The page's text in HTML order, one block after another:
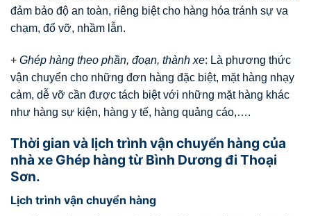
đảm bảo độ an toàn, riêng biệt cho hàng hóa tránh sự va
chạm, đổ vỡ, nhầm lẫn.
+ Ghép hàng theo phần, đoạn, thành xe: Là phương thức
vận chuyển cho những đơn hàng đặc biệt, mặt hàng nhạy
cảm, dễ vỡ cần được tách biệt với những mặt hàng khác
như hàng sự kiện, hàng y tế, hàng quảng cáo,….
Thời gian và lịch trình vận chuyển hàng của
nhà xe Ghép hàng từ Bình Dương đi Thoại
Sơn.
Lịch trình vận chuyển hàng